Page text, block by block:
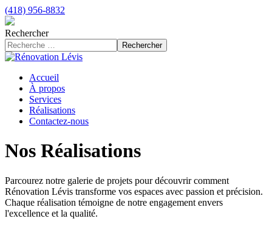
(418) 956-8832
Rechercher
Rechercher
Accueil
À propos
Services
Réalisations
Contactez-nous
Nos Réalisations
Parcourez notre galerie de projets pour découvrir comment
Rénovation Lévis transforme vos espaces avec passion et précision.
Chaque réalisation témoigne de notre engagement envers
l'excellence et la qualité.